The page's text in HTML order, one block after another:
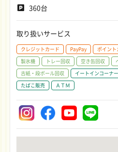
360台
取り扱いサービス
クレジットカード PayPay ポイント
製氷機
トレー回収 空き缶回収
古紙・段ボール回収
イートインコーナー
たばこ販売
ＡＴＭ